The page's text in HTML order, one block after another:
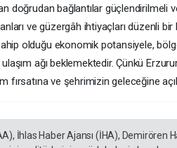
doğrudan bağlantılar güçlendirilmeli
ve güzergâh ihtiyaçları düzenli
olduğu ekonomik potansiyele,
ağı beklemektedir. Çünkü
fırsatına ve şehrimizin geleceğine
İhlas Haber Ajansı (İHA), Demirören